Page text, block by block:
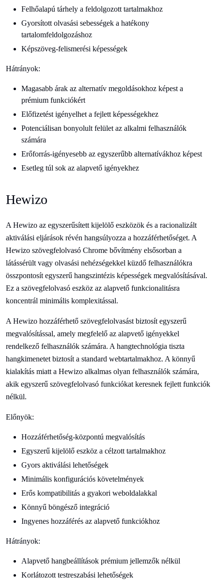
Felhőalapú tárhely a feldolgozott tartalmakhoz
Gyorsított olvasási sebességek a hatékony
tartalomfeldolgozáshoz
Képszöveg-felismerési képességek
Hátrányok:
Magasabb árak az alternatív megoldásokhoz képest a
prémium funkciókért
Előfizetést igényelhet a fejlett képességekhez
Potenciálisan bonyolult felület az alkalmi felhasználók
számára
Erőforrás-igényesebb az egyszerűbb alternatívákhoz képest
Esetleg túl sok az alapvető igényekhez
Hewizo
A Hewizo az egyszerűsített kijelölő eszközök és a racionalizált
aktiválási eljárások révén hangsúlyozza a hozzáférhetőséget. A
Hewizo szövegfelolvasó Chrome bővítmény elsősorban a
látássérült vagy olvasási nehézségekkel küzdő felhasználókra
összpontosít egyszerű hangszintézis képességek megvalósításával.
Ez a szövegfelolvasó eszköz az alapvető funkcionalitásra
koncentrál minimális komplexitással.
A Hewizo hozzáférhető szövegfelolvasást biztosít egyszerű
megvalósítással, amely megfelelő az alapvető igényekkel
rendelkező felhasználók számára. A hangtechnológia tiszta
hangkimenetet biztosít a standard webtartalmakhoz. A könnyű
kialakítás miatt a Hewizo alkalmas olyan felhasználók számára,
akik egyszerű szövegfelolvasó funkciókat keresnek fejlett funkciók
nélkül.
Előnyök:
Hozzáférhetőség-központú megvalósítás
Egyszerű kijelölő eszköz a célzott tartalmakhoz
Gyors aktiválási lehetőségek
Minimális konfigurációs követelmények
Erős kompatibilitás a gyakori weboldalakkal
Könnyű böngésző integráció
Ingyenes hozzáférés az alapvető funkciókhoz
Hátrányok:
Alapvető hangbeállítások prémium jellemzők nélkül
Korlátozott testreszabási lehetőségek